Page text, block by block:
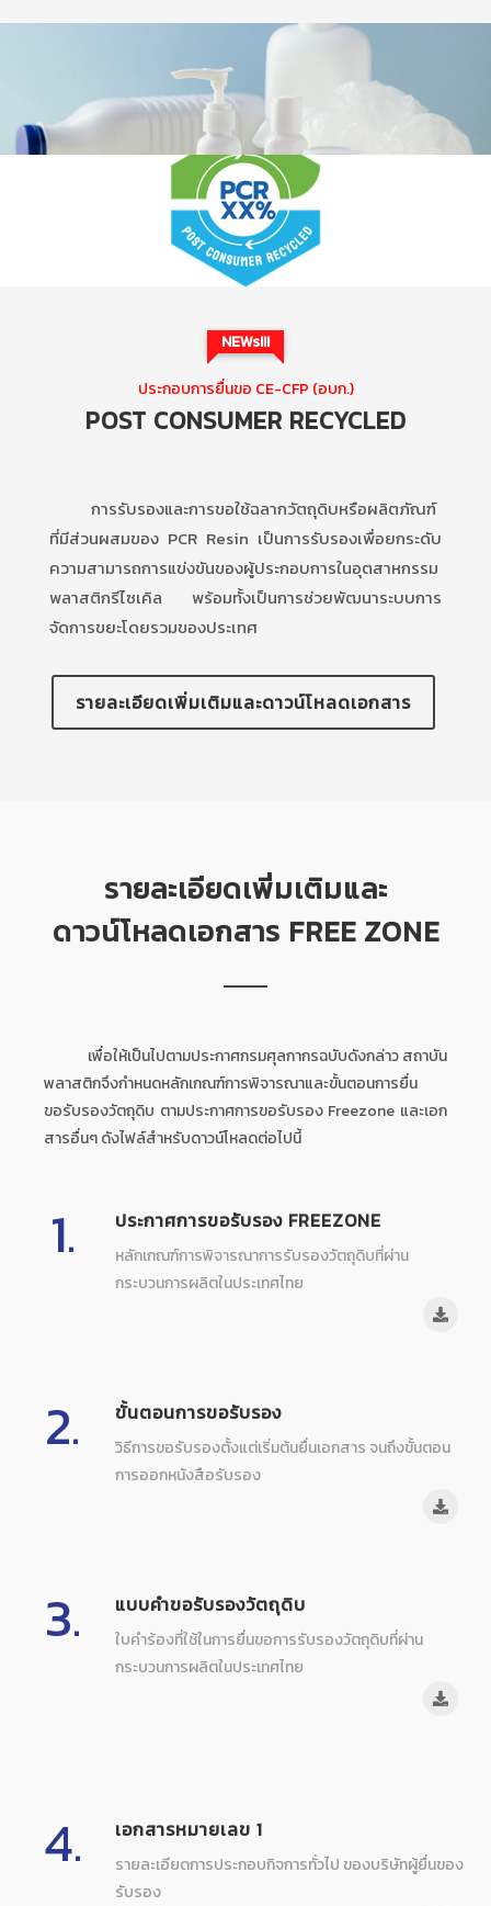
NEWs!!!
ประกอบการยื่นขอ CE-CFP (อบก.)
POST CONSUMER RECYCLED
การรับรองและการขอใช้ฉลากวัตถุดิบหรือผลิตภัณฑ์
ที่มีส่วนผสมของ PCR Resin เป็นการรับรองเพื่อยกระดับ
ความสามารถการแข่งขันของผู้ประกอบการในอุตสาหกรรม
พลาสติกรีไซเคิล พร้อมทั้งเป็นการช่วยพัฒนาระบบการ
จัดการขยะโดยรวมของประเทศ
รายละเอียดเพิ่มเติมและดาวน์โหลดเอกสาร
รายละเอียดเพิ่มเติมและ
ดาวน์โหลดเอกสาร FREE ZONE
เพื่อให้เป็นไปตามประกาศกรมศุลกากรฉบับดังกล่าว สถาบัน
พลาสติกจึงกำหนดหลักเกณฑ์การพิจารณาและขั้นตอนการยื่น
ขอรับรองวัตถุดิบ ตามประกาศการขอรับรอง Freezone และเอก
สารอื่นๆ ดังไฟล์สำหรับดาวน์โหลดต่อไปนี้
1. ประกาศการขอรับรอง FREEZONE
หลักเกณฑ์การพิจารณาการรับรองวัตถุดิบที่ผ่าน
กระบวนการผลิตในประเทศไทย
2. ขั้นตอนการขอรับรอง
วิธีการขอรับรองตั้งแต่เริ่มต้นยื่นเอกสาร จนถึงขั้นตอน
การออกหนังสือรับรอง
3. แบบคำขอรับรองวัตถุดิบ
ใบคำร้องที่ใช้ในการยื่นขอการรับรองวัตถุดิบที่ผ่าน
กระบวนการผลิตในประเทศไทย
4. เอกสารหมายเลข 1
รายละเอียดการประกอบกิจการทั่วไป ของบริษัทผู้ยื่นของ
รับรอง